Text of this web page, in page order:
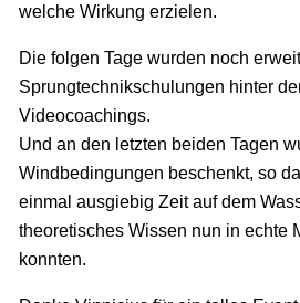
welche Wirkung erzielen.
Die folgen Tage wurden noch
Sprungtechnikschulungen hinter
Videocoachings.
Und an den letzten beiden Tagen
Windbedingungen beschenkt, so
einmal ausgiebig Zeit auf dem
theoretisches Wissen nun in echte
konnten.